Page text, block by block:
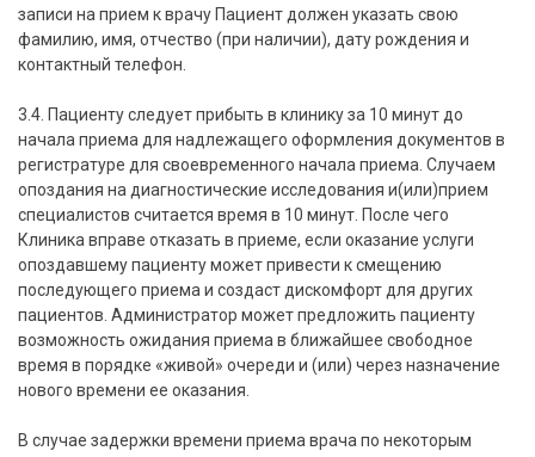
записи на прием к врачу Пациент должен указать свою
фамилию, имя, отчество (при наличии), дату рождения и
контактный телефон.
3.4. Пациенту следует прибыть в клинику за 10 минут до
начала приема для надлежащего оформления документов в
регистратуре для своевременного начала приема. Случаем
опоздания на диагностические исследования и(или)прием
специалистов считается время в 10 минут. После чего
Клиника вправе отказать в приеме, если оказание услуги
опоздавшему пациенту может привести к смещению
последующего приема и создаст дискомфорт для других
пациентов. Администратор может предложить пациенту
возможность ожидания приема в ближайшее свободное
время в порядке «живой» очереди и (или) через назначение
нового времени ее оказания.
В случае задержки времени приема врача по некоторым